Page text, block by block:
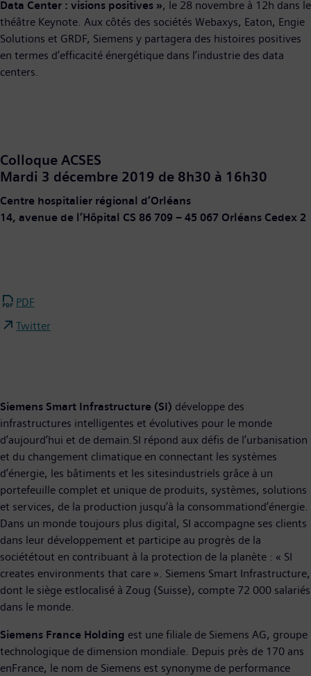
Data Center : visions positives », le 28 novembre à 12h dans le
théâtre Keynote. Aux côtés des sociétés Webaxys, Eaton, Engie
Solutions et GRDF, Siemens y partagera des histoires positives
en termes d’efficacité énergétique dans l’industrie des data
centers.
Colloque ACSES
Mardi 3 décembre 2019 de 8h30 à 16h30
Centre hospitalier régional d’Orléans
14, avenue de l’Hôpital CS 86 709 – 45 067 Orléans Cedex 2
PDF
Twitter
Siemens Smart Infrastructure (SI) développe des
infrastructures intelligentes et évolutives pour le monde
d’aujourd’hui et de demain.SI répond aux défis de l’urbanisation
et du changement climatique en connectant les systèmes
d’énergie, les bâtiments et les sitesindustriels grâce à un
portefeuille complet et unique de produits, systèmes, solutions
et services, de la production jusqu’à la consommationd’énergie.
Dans un monde toujours plus digital, SI accompagne ses clients
dans leur développement et participe au progrès de la
sociététout en contribuant à la protection de la planète : « SI
creates environments that care ». Siemens Smart Infrastructure,
dont le siège estlocalisé à Zoug (Suisse), compte 72 000 salariés
dans le monde.
Siemens France Holding est une filiale de Siemens AG, groupe
technologique de dimension mondiale. Depuis près de 170 ans
enFrance, le nom de Siemens est synonyme de performance